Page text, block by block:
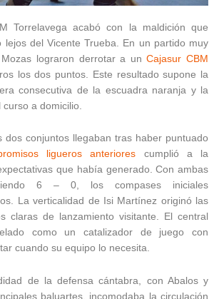
Torrelavega acabó con la maldición que
lejos del Vicente Trueba. En un partido muy
lograron derrotar a unCajasur CBM
los dos puntos. Este resultado supone la
consecutiva de la escuadra naranja y la
a domicilio.
dos conjuntos llegaban tras haber puntuado
ligueros anteriores cumplió a la
que había generado. Con ambas
6 – 0, los compases iniciales
La verticalidad de Isi Martínez originó las
claras de lanzamiento visitante. El central
como un catalizador de juego con
cuando su equipo lo necesita.
de la defensa cántabra, con Abalos y
baluartes, incomodaba la circulación